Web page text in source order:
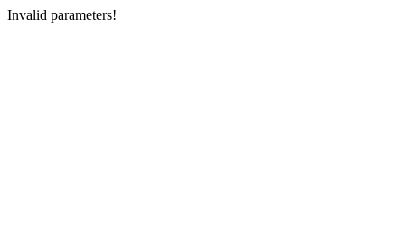
Invalid parameters!